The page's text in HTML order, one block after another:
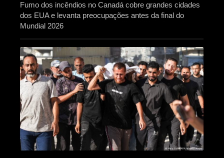
Fumo dos incêndios no Canadá cobre grandes cidades
dos EUA e levanta preocupações antes da final do
Mundial 2026